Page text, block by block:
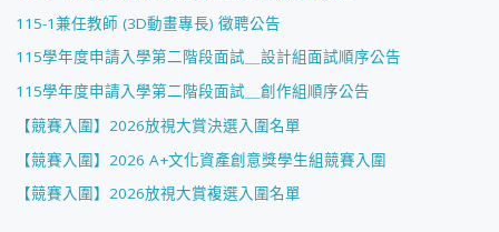
115-1兼任教師 (3D動畫專長) 徵聘公告
115學年度申請入學第二階段面試＿設計組面試順序公告
115學年度申請入學第二階段面試＿創作組順序公告
【競賽入圍】2026放視大賞決選入圍名單
【競賽入圍】2026 A+文化資產創意獎學生組競賽入圍
【競賽入圍】2026放視大賞複選入圍名單